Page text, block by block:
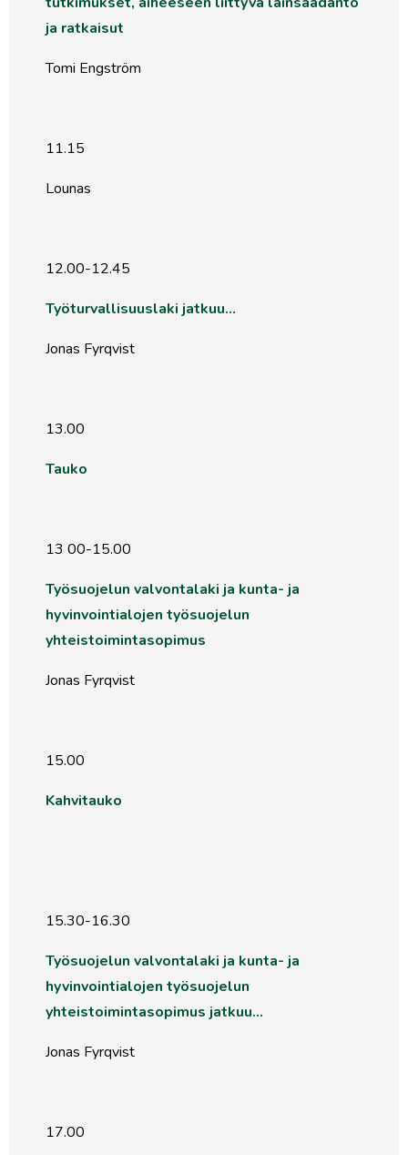
ja ratkaisut
Tomi Engström
11.15
Lounas
12.00-12.45
Työturvallisuuslaki jatkuu…
Jonas Fyrqvist
13.00
Tauko
13 00-15.00
Työsuojelun valvontalaki ja kunta- ja
hyvinvointialojen työsuojelun
yhteistoimintasopimus
Jonas Fyrqvist
15.00
Kahvitauko
15.30-16.30
Työsuojelun valvontalaki ja kunta- ja
hyvinvointialojen työsuojelun
yhteistoimintasopimus jatkuu…
Jonas Fyrqvist
17.00